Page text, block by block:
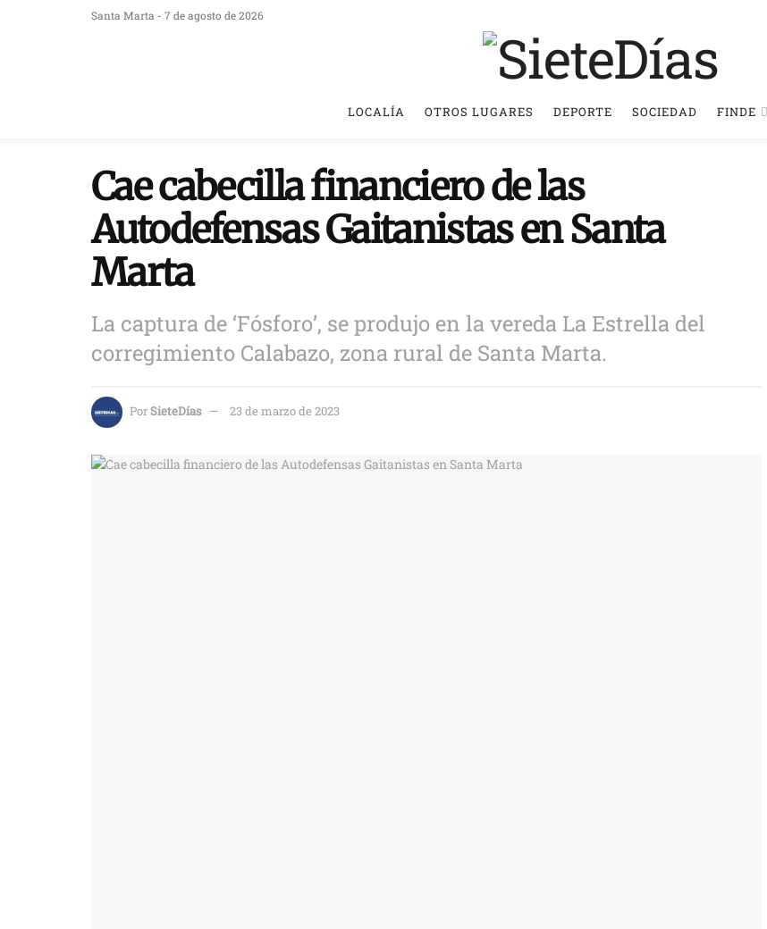
Santa Marta - 7 de agosto de 2026
LOCALÍA OTROS LUGARES DEPORTE SOCIEDAD FINDE
Cae cabecilla financiero de las
Autodefensas Gaitanistas en Santa
Marta
La captura de ‘Fósforo’, se produjo en la vereda La Estrella del
corregimiento Calabazo, zona rural de Santa Marta.
PorSieteDías 23 de marzo de 2023